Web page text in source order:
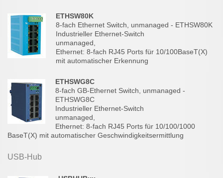
ETHSW80K
8-fach Ethernet Switch, unmanaged - ETHSW80K
Industrieller Ethernet-Switch
unmanaged,
Ethernet: 8-fach RJ45 Ports für 10/100BaseT(X)
mit automatischer Erkennung
ETHSWG8C
8-fach GB-Ethernet Switch, unmanaged -
ETHSWG8C
Industrieller Ethernet-Switch
unmanaged,
Ethernet: 8-fach RJ45 Ports für 10/100/1000
BaseT(X) mit automatischer Geschwindigkeitsermittlung
USB-Hub